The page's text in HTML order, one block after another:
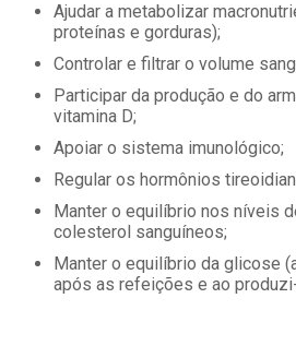
Ajudar a metabolizar
proteínas e gorduras);
Controlar e filtrar o volume
Participar da produção e do
vitamina D;
Apoiar o sistema imunológico;
Regular os hormônios
Manter o equilíbrio nos níveis
colesterol sanguíneos;
Manter o equilíbrio da glicose
após as refeições e ao